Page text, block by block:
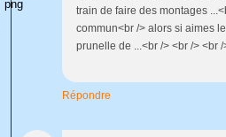
train de faire des montages
commun<br /> alors si aimes
prunelle de ...<br /> <br /> <br /
Répondre